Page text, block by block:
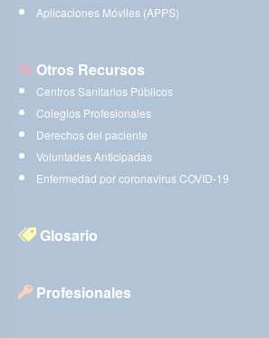
Aplicaciones Móviles (APPS)
Otros Recursos
Centros Sanitarios Públicos
Colegios Profesionales
Derechos del paciente
Voluntades Anticipadas
Enfermedad por coronavirus COVID-19
Glosario
Profesionales